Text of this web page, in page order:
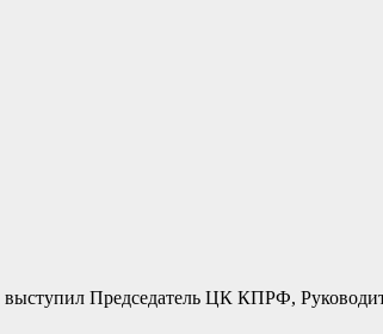
выступил Председатель ЦК КПРФ,